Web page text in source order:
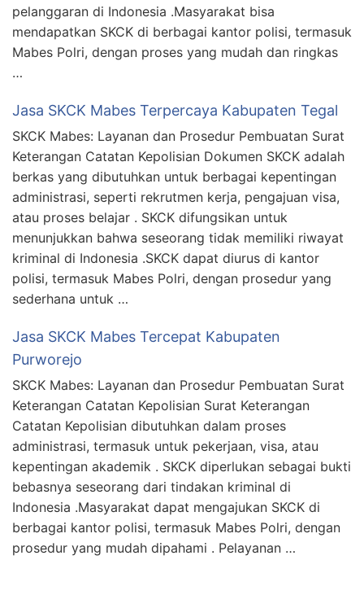
pelanggaran di Indonesia .Masyarakat bisa
mendapatkan SKCK di berbagai kantor polisi, termasuk
Mabes Polri, dengan proses yang mudah dan ringkas
…
Jasa SKCK Mabes Terpercaya Kabupaten Tegal
SKCK Mabes: Layanan dan Prosedur Pembuatan Surat
Keterangan Catatan Kepolisian Dokumen SKCK adalah
berkas yang dibutuhkan untuk berbagai kepentingan
administrasi, seperti rekrutmen kerja, pengajuan visa,
atau proses belajar . SKCK difungsikan untuk
menunjukkan bahwa seseorang tidak memiliki riwayat
kriminal di Indonesia .SKCK dapat diurus di kantor
polisi, termasuk Mabes Polri, dengan prosedur yang
sederhana untuk …
Jasa SKCK Mabes Tercepat Kabupaten
Purworejo
SKCK Mabes: Layanan dan Prosedur Pembuatan Surat
Keterangan Catatan Kepolisian Surat Keterangan
Catatan Kepolisian dibutuhkan dalam proses
administrasi, termasuk untuk pekerjaan, visa, atau
kepentingan akademik . SKCK diperlukan sebagai bukti
bebasnya seseorang dari tindakan kriminal di
Indonesia .Masyarakat dapat mengajukan SKCK di
berbagai kantor polisi, termasuk Mabes Polri, dengan
prosedur yang mudah dipahami . Pelayanan …